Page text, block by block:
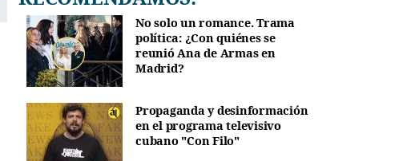
No solo un romance. Trama
política: ¿Con quiénes se
reunió Ana de Armas en
Madrid?
Propaganda y desinformación
en el programa televisivo
cubano "Con Filo"